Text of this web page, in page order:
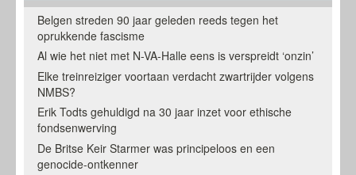
Belgen streden 90 jaar geleden reeds tegen het
oprukkende fascisme
Al wie het niet met N-VA-Halle eens is verspreidt ‘onzin’
Elke treinreiziger voortaan verdacht zwartrijder volgens
NMBS?
Erik Todts gehuldigd na 30 jaar inzet voor ethische
fondsenwerving
De Britse Keir Starmer was principeloos en een
genocide-ontkenner